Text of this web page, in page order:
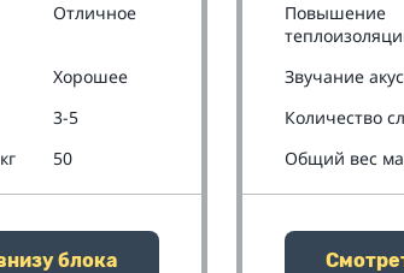
Отличное
Хорошее
3-5
50
блока
Повышение
Звучание
Количество
Общий вес